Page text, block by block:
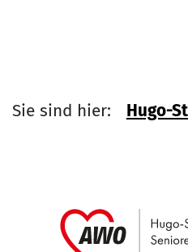
Sie sind hier: Hugo-